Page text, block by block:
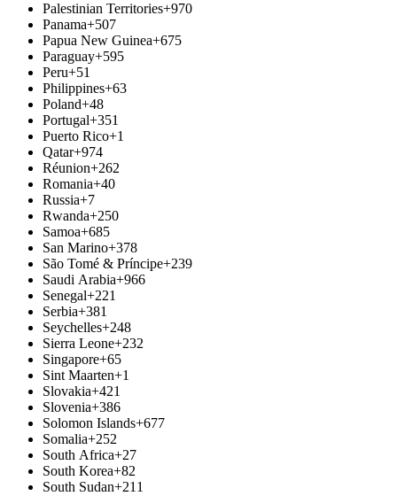
Palestinian Territories+970
Panama+507
Papua New Guinea+675
Paraguay+595
Peru+51
Philippines+63
Poland+48
Portugal+351
Puerto Rico+1
Qatar+974
Réunion+262
Romania+40
Russia+7
Rwanda+250
Samoa+685
San Marino+378
São Tomé & Príncipe+239
Saudi Arabia+966
Senegal+221
Serbia+381
Seychelles+248
Sierra Leone+232
Singapore+65
Sint Maarten+1
Slovakia+421
Slovenia+386
Solomon Islands+677
Somalia+252
South Africa+27
South Korea+82
South Sudan+211